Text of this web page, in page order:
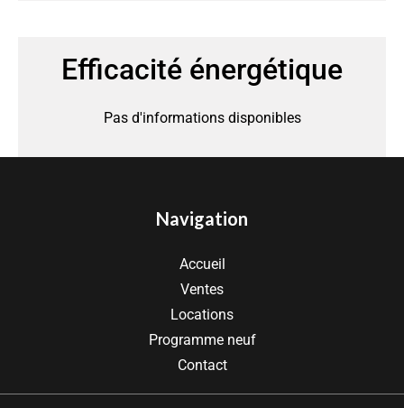
Efficacité énergétique
Pas d'informations disponibles
Navigation
Accueil
Ventes
Locations
Programme neuf
Contact